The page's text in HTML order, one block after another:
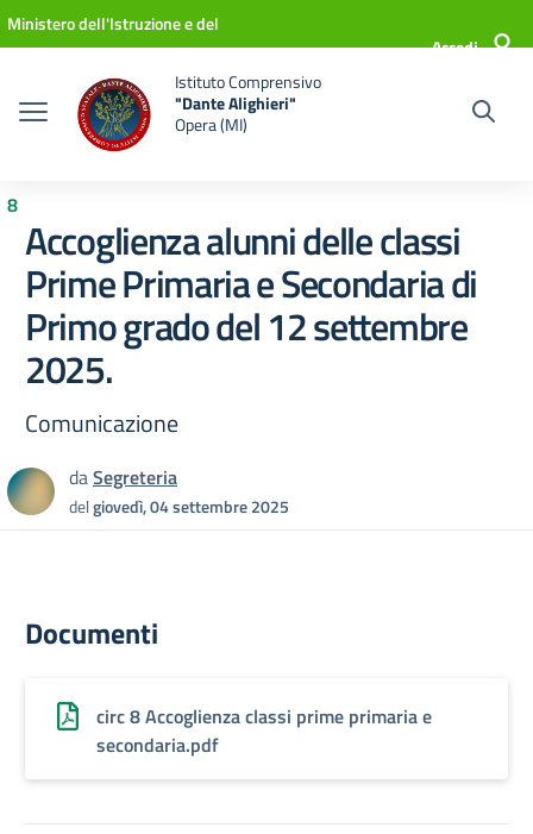
Vai ai contenuti
Vai al menu di navigazione
Vai al footer
Ministero dell'Istruzione e del
Accedi
Istituto Comprensivo
"Dante Alighieri"
Opera (MI)
8
Accoglienza alunni delle classi
Prime Primaria e Secondaria di
Primo grado del 12 settembre
2025.
Comunicazione
daSegreteria
delgiovedì, 04 settembre 2025
Documenti
circ 8 Accoglienza classi prime primaria e
secondaria.pdf